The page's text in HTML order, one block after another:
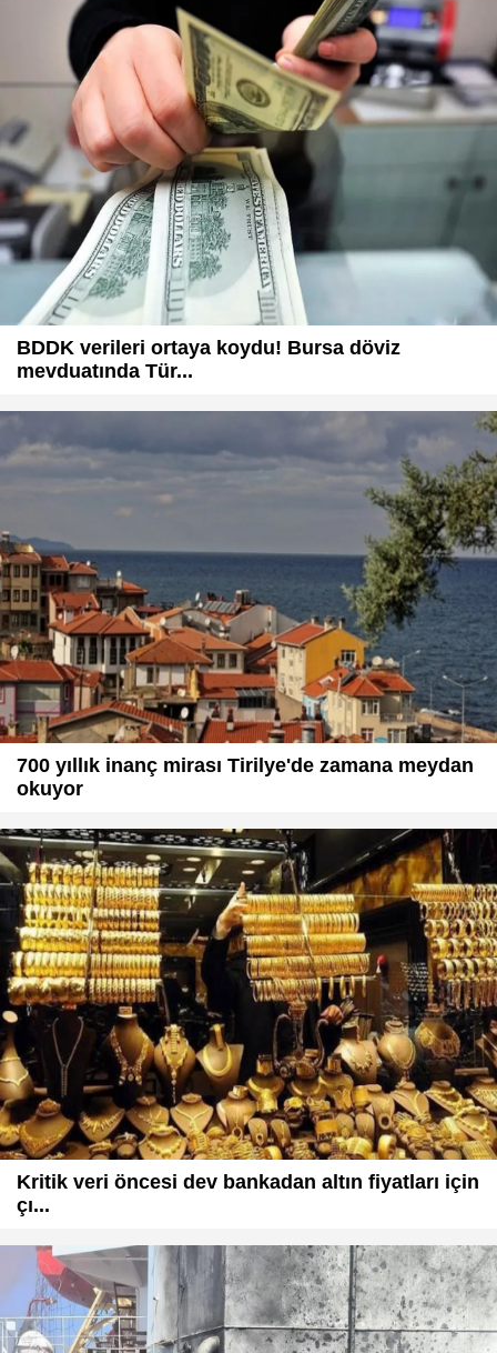
BDDK verileri ortaya koydu! Bursa döviz
mevduatında Tür...
700 yıllık inanç mirası Tirilye'de zamana meydan
okuyor
Kritik veri öncesi dev bankadan altın fiyatları için
çı...